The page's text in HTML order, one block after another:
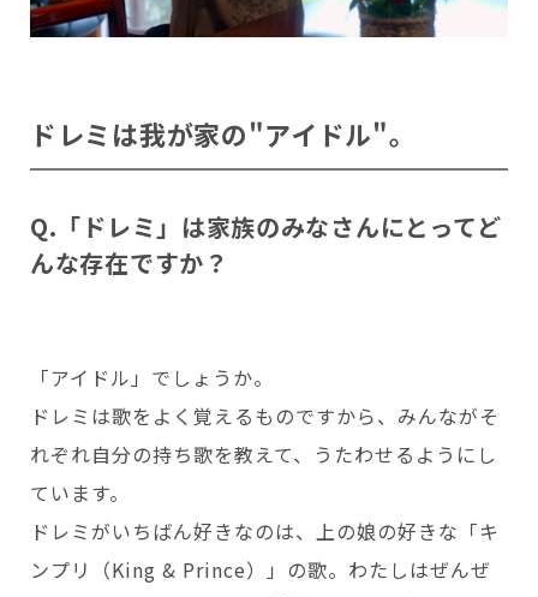
ドレミは我が家の"アイドル"。
Q.「ドレミ」は家族のみなさんにとってど
んな存在ですか？
「アイドル」でしょうか。
ドレミは歌をよく覚えるものですから、みんながそ
れぞれ自分の持ち歌を教えて、うたわせるようにし
ています。
ドレミがいちばん好きなのは、上の娘の好きな「キ
ンプリ（King & Prince）」の歌。わたしはぜんぜ